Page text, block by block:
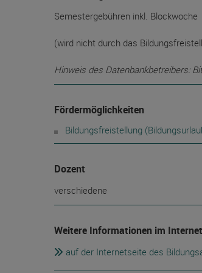
Semestergebühren inkl. Blockwoche
(wird nicht durch das
Hinweis des Datenbankbetreibers:
Fördermöglichkeiten
Bildungsfreistellung
Dozent
verschiedene
Weitere Informationen im Internet
auf der Internetseite des